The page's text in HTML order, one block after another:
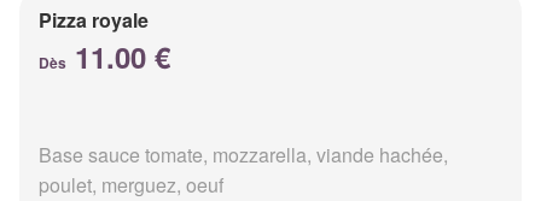
Pizza royale
Dès 11.00 €
Base sauce tomate, mozzarella, viande hachée,
poulet, merguez, oeuf